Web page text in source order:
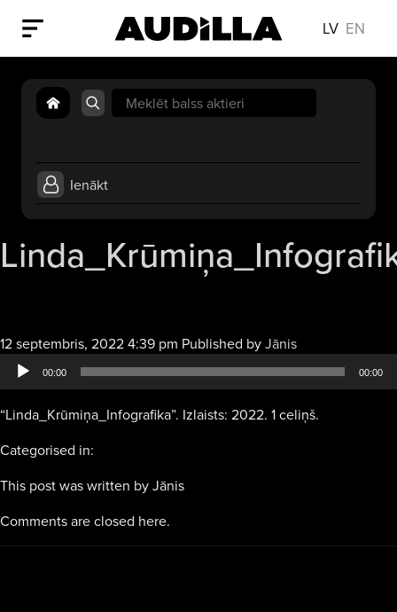
LV EN
Search
for:
Ienākt
12 septembris, 2022 4:39 pm Published byJānisAudio
atskaņotājs
00:00 00:00
“Linda_Krūmiņa_Infografika”. Izlaists: 2022. 1 celiņš.
Categorised in:
This post was written by Jānis
Comments are closed here.